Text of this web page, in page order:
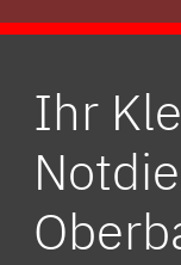
Ihr